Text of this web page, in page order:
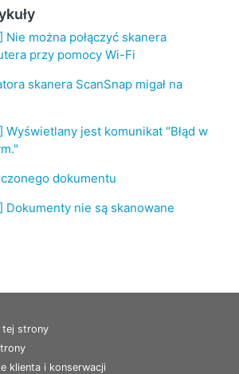
Nie można połączyć skanera
przy pomocy Wi-Fi
skanera ScanSnap migał na
Wyświetlany jest komunikat "Błąd w
dokumentu
Dokumenty nie są skanowane
tej strony
klienta i konserwacji